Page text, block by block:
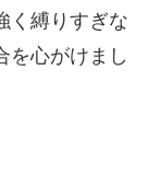
く縛りすぎな
を心がけまし